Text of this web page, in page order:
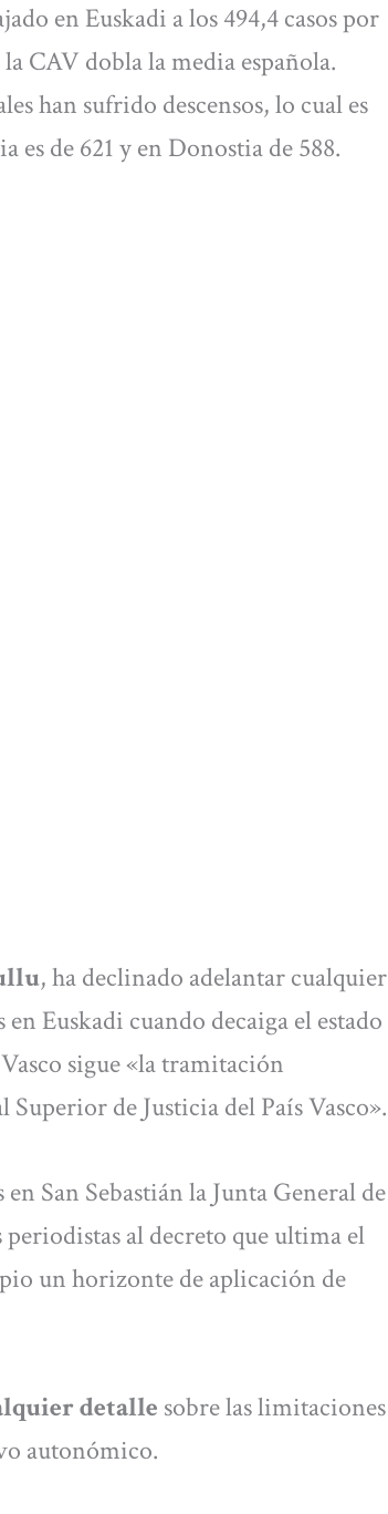
en Euskadi a los 494,4 casos por
CAV dobla la media española.
han sufrido descensos, lo cual es
de 621 y en Donostia de 588.
, ha declinado adelantar cualquier
Euskadi cuando decaiga el estado
sigue «la tramitación
de Justicia del País Vasco».
San Sebastián la Junta General de
al decreto que ultima el
un horizonte de aplicación de
detalle sobre las limitaciones
autonómico.